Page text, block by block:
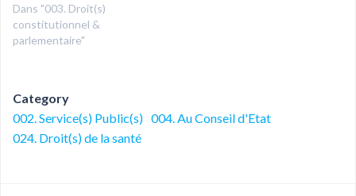
Dans "003. Droit(s)
constitutionnel &
parlementaire"
Category
002. Service(s) Public(s) 004. Au Conseil d'Etat
024. Droit(s) de la santé